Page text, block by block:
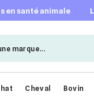
en santé animale
Cheval Bovin